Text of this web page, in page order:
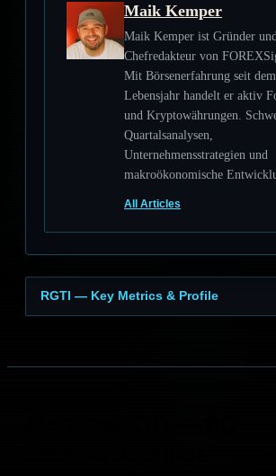
Maik Kemper
Maik Kemper ist Gründer
Chefredakteur von
Mit Börsenerfahrung seit
Lebensjahr handelt er aktiv
und Kryptowährungen.
Quartalsanalysen,
Unternehmensstrategien und
makroökonomische
All Articles
RGTI — Key Metrics & Profile